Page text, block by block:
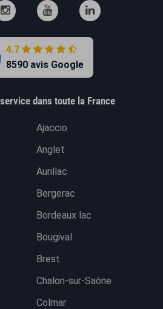
4.7
8590 avis Google
dans toute la France
Ajaccio
Anglet
Aurillac
Bergerac
Bordeaux lac
Bougival
Brest
Chalon-sur-Saône
Colmar